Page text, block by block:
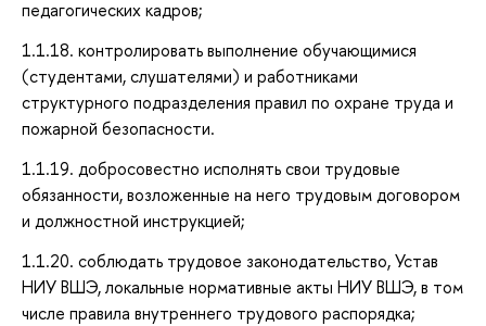
педагогических кадров;
1.1.18. контролировать выполнение обучающимися
(студентами, слушателями) и работниками
структурного подразделения правил по охране труда и
пожарной безопасности.
1.1.19. добросовестно исполнять свои трудовые
обязанности, возложенные на него трудовым договором
и должностной инструкцией;
1.1.20. соблюдать трудовое законодательство, Устав
НИУ ВШЭ, локальные нормативные акты НИУ ВШЭ, в том
числе правила внутреннего трудового распорядка;